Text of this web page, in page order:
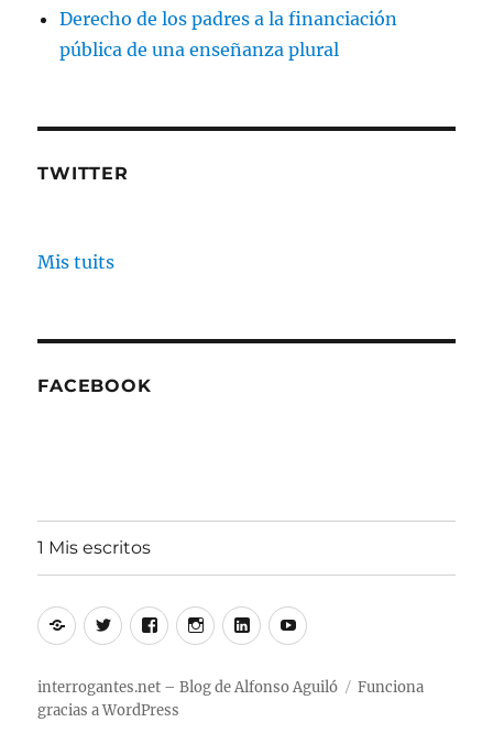
Derecho de los padres a la financiación
pública de una enseñanza plural
TWITTER
Mis tuits
FACEBOOK
1 Mis escritos
Alfonso
Aguiló
TwitterFacebookInstagram
LinkedinYoutube
interrogantes.net – Blog de Alfonso Aguiló
Funciona
gracias a WordPress